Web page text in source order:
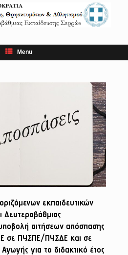
Menu
εκπαιδευτικών
Δευτεροβάθμιας
αιτήσεων απόσπασης
σε ΠΥΣΠΕ/ΠΥΣΔΕ και σε
για το διδακτικό έτος